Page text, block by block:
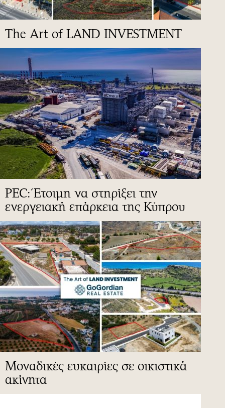
The Art of LAND INVESTMENT
PEC: Έτοιμη να στηρίξει την
ενεργειακή επάρκεια της Κύπρου
Μοναδικές ευκαιρίες σε οικιστικά
ακίνητα